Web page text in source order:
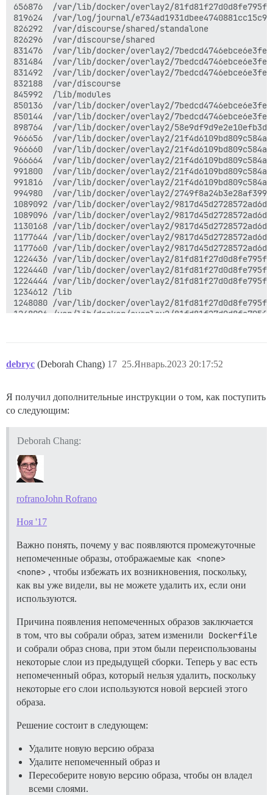
656876  /var/lib/docker/overlay2/
819624  /var/log/journal/
826292  /var/discourse/shared/standalone
826296  /var/discourse/shared
831476  /var/lib/docker/overlay2/
831484  /var/lib/docker/overlay2/
831492  /var/lib/docker/overlay2/
832188  /var/discourse
845992  /lib/modules
850136  /var/lib/docker/overlay2/
850144  /var/lib/docker/overlay2/
898764  /var/lib/docker/overlay2/
966656  /var/lib/docker/overlay2/
966660  /var/lib/docker/overlay2/
966664  /var/lib/docker/overlay2/
991800  /var/lib/docker/overlay2/
991816  /var/lib/docker/overlay2/
994980  /var/lib/docker/overlay2/
1089092 /var/lib/docker/overlay2/
1089096 /var/lib/docker/overlay2/
1130168 /var/lib/docker/overlay2/
1177644 /var/lib/docker/overlay2/
1177660 /var/lib/docker/overlay2/
1224436 /var/lib/docker/overlay2/
1224440 /var/lib/docker/overlay2/
1224444 /var/lib/docker/overlay2/
1234612 /lib
1248080 /var/lib/docker/overlay2/
1248096 /var/lib/docker/overlay2/
1558580 /var/lib/docker/overlay2/
2040472 /var/lib/docker/overlay2/
2171304 /var/log/journal/
2461904 /var/lib/docker/overlay2/
2461924 /var/lib/docker/overlay2/
3064672 /var/log/journal
3276268 /var/log
10131984        /var/lib/docker
14869684        /var
debryc (Deborah Chang) 25.Январь.2023 20:17:52
17
Я получил дополнительные инструкции о том, как поступить
со следующим:
Deborah Chang:
rofranoJohn Rofrano
Ноя '17
Важно понять, почему у вас появляются промежуточные
непомеченные образы, отображаемые как <none>
<none> , чтобы избежать их возникновения, поскольку,
как вы уже видели, вы не можете удалить их, если они
используются.
Причина появления непомеченных образов заключается
в том, что вы собрали образ, затем изменили Dockerfile
и собрали образ снова, при этом были переиспользованы
некоторые слои из предыдущей сборки. Теперь у вас есть
непомеченный образ, который нельзя удалить, поскольку
некоторые его слои используются новой версией этого
образа.
Решение состоит в следующем:
Удалите новую версию образа
Удалите непомеченный образ и
Пересоберите новую версию образа, чтобы он владел
всеми слоями.